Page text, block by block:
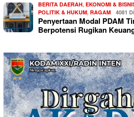
BERITA DAERAH, EKONOMI &
POLITIK & HUKUM, RAGAM 4081
Penyertaan Modal PDAM
Berpotensi Rugikan